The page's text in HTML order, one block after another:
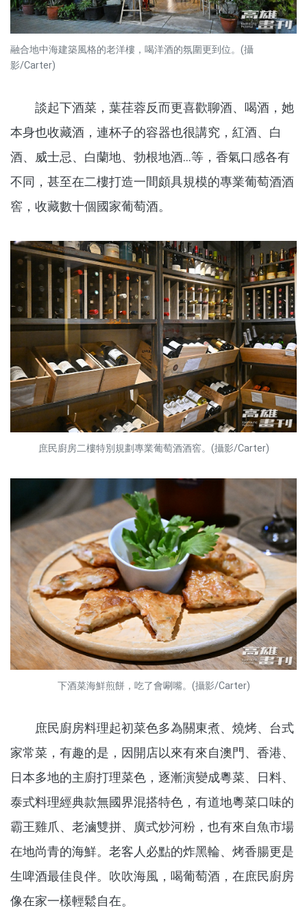
融合地中海建築風格的老洋樓，喝洋酒的氛圍更到位。(攝
影/Carter)
談起下酒菜，葉荏蓉反而更喜歡聊酒、喝酒，她
本身也收藏酒，連杯子的容器也很講究，紅酒、白
酒、威士忌、白蘭地、勃根地酒…等，香氣口感各有
不同，甚至在二樓打造一間頗具規模的專業葡萄酒酒
窖，收藏數十個國家葡萄酒。
庶民廚房二樓特別規劃專業葡萄酒酒窖。(攝影/Carter)
下酒菜海鮮煎餅，吃了會唰嘴。(攝影/Carter)
庶民廚房料理起初菜色多為關東煮、燒烤、台式
家常菜，有趣的是，因開店以來有來自澳門、香港、
日本多地的主廚打理菜色，逐漸演變成粵菜、日料、
泰式料理經典款無國界混搭特色，有道地粵菜口味的
霸王雞爪、老滷雙拼、廣式炒河粉，也有來自魚市場
在地尚青的海鮮。老客人必點的炸黑輪、烤香腸更是
生啤酒最佳良伴。吹吹海風，喝葡萄酒，在庶民廚房
像在家一樣輕鬆自在。